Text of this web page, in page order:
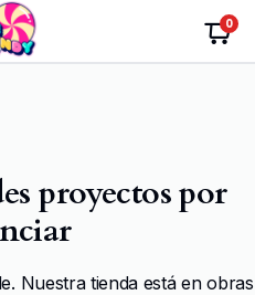
0
proyectos por
Nuestra tienda está en obras